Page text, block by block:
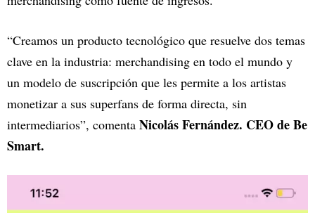
“Creamos un producto tecnológico que resuelve dos temas
clave en la industria: merchandising en todo el mundo y
un modelo de suscripción que les permite a los artistas
monetizar a sus superfans de forma directa, sin
intermediarios”, comenta Nicolás Fernández. CEO de Be
Smart.